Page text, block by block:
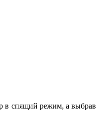
в спящий режим, а выбрав